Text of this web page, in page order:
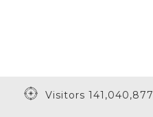
Visitors 141,040,877